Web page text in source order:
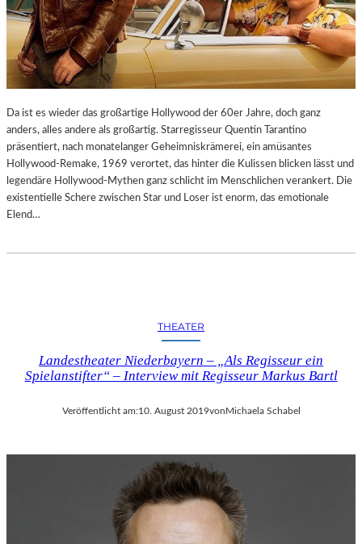
Da ist es wieder das großartige Hollywood der 60er Jahre, doch ganz
anders, alles andere als großartig. Starregisseur Quentin Tarantino
präsentiert, nach monatelanger Geheimniskrämerei, ein amüsantes
Hollywood-Remake, 1969 verortet, das hinter die Kulissen blicken lässt und
legendäre Hollywood-Mythen ganz schlicht im Menschlichen verankert. Die
existentielle Schere zwischen Star und Loser ist enorm, das emotionale
Elend…
THEATER
Landestheater Niederbayern – „Als Regisseur ein
Spielanstifter“ – Interview mit Regisseur Markus Bartl
Veröffentlicht am:10. August 2019vonMichaela Schabel